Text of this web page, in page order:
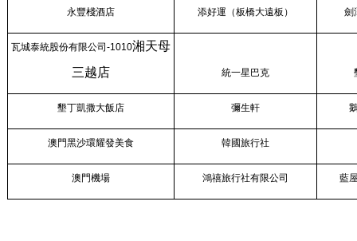
永豐棧酒店 添好運（板橋大遠板） 劍
瓦城泰統股份有限公司-1010湘天母
三越店
統一星巴克
墾丁凱撒大飯店 彌生軒
澳門黑沙環耀發美食 韓國旅行社
澳門機場 鴻禧旅行社有限公司 藍